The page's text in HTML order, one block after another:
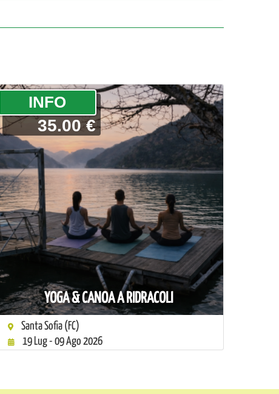
YOGA & CANOA A RIDRACOLI
­INFO
35.00 €
Santa Sofia (FC)
19 Lug - 09 Ago 2026